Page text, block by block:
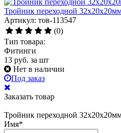
Тройник переходной
Артикул: тов-113547
(0)
Тип товара:
Фитинги
13 руб. за шт
Нет в наличии
Под заказ
Заказать товар
Тройник переходной
Имя*